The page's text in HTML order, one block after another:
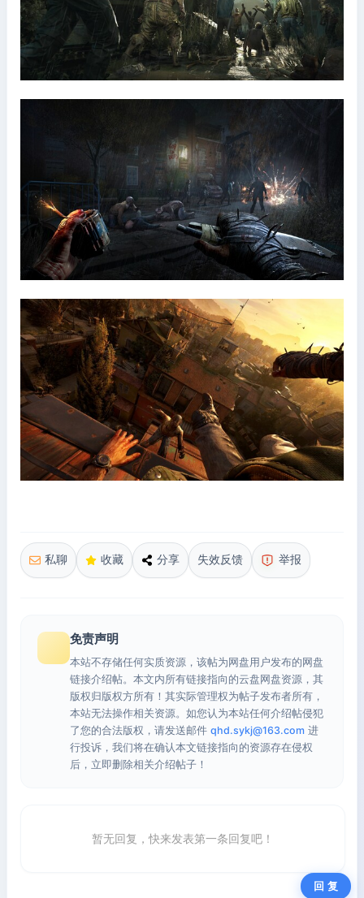
私聊 收藏 分享 失效反馈 举报
免责声明
本站不存储任何实质资源，该帖为网盘用户发布的网盘
链接介绍帖。本文内所有链接指向的云盘网盘资源，其
版权归版权方所有！其实际管理权为帖子发布者所有，
本站无法操作相关资源。如您认为本站任何介绍帖侵犯
了您的合法版权，请发送邮件 qhd.sykj@163.com 进
行投诉，我们将在确认本文链接指向的资源存在侵权
后，立即删除相关介绍帖子！
暂无回复，快来发表第一条回复吧！
回 复